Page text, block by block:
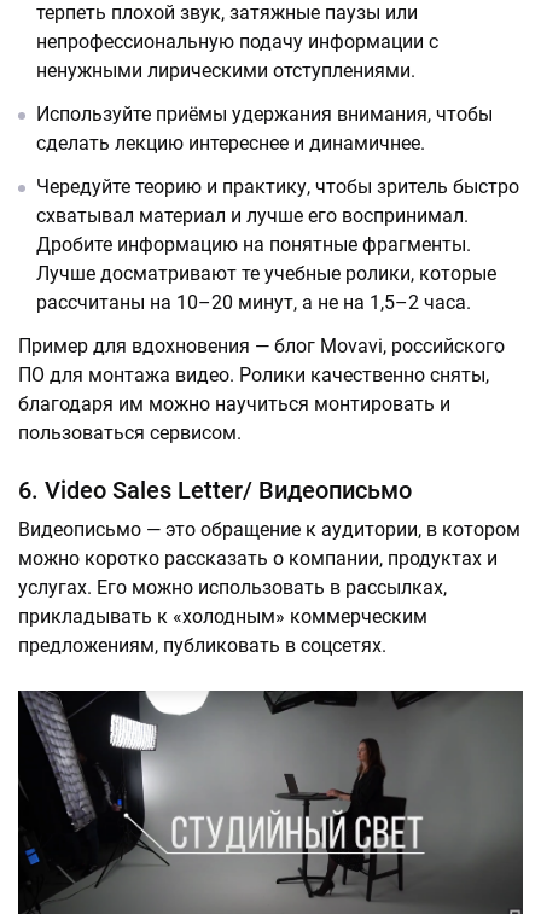
терпеть плохой звук, затяжные паузы или
непрофессиональную подачу информации с
ненужными лирическими отступлениями.
Используйте приёмы удержания внимания, чтобы
сделать лекцию интереснее и динамичнее.
Чередуйте теорию и практику, чтобы зритель быстро
схватывал материал и лучше его воспринимал.
Дробите информацию на понятные фрагменты.
Лучше досматривают те учебные ролики, которые
рассчитаны на 10–20 минут, а не на 1,5–2 часа.
Пример для вдохновения — блог Movavi, российского
ПО для монтажа видео. Ролики качественно сняты,
благодаря им можно научиться монтировать и
пользоваться сервисом.
6. Video Sales Letter/ Видеописьмо
Видеописьмо — это обращение к аудитории, в котором
можно коротко рассказать о компании, продуктах и
услугах. Его можно использовать в рассылках,
прикладывать к «холодным» коммерческим
предложениям, публиковать в соцсетях.